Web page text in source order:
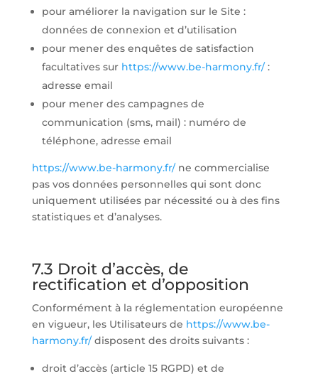
pour améliorer la navigation sur le Site :
données de connexion et d’utilisation
pour mener des enquêtes de satisfaction
facultatives sur https://www.be-harmony.fr/:
adresse email
pour mener des campagnes de
communication (sms, mail) : numéro de
téléphone, adresse email
https://www.be-harmony.fr/ne commercialise
pas vos données personnelles qui sont donc
uniquement utilisées par nécessité ou à des fins
statistiques et d’analyses.
7.3 Droit d’accès, de
rectification et d’opposition
Conformément à la réglementation européenne
en vigueur, les Utilisateurs de https://www.be-
harmony.fr/disposent des droits suivants :
droit d’accès (article 15 RGPD) et de